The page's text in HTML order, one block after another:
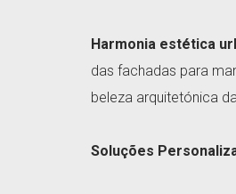
Harmonia estética
das fachadas para
beleza arquitetónica
Soluções